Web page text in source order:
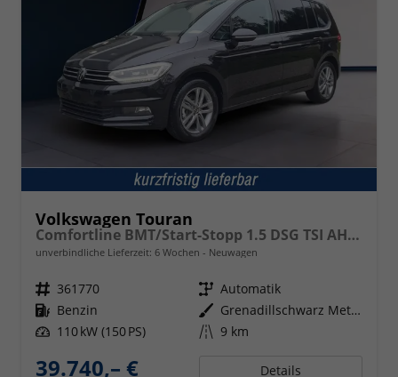
Volkswagen Touran
Comfortline BMT/Start-Stopp 1.5 DSG TSI AHK Navi DigiPro
unverbindliche Lieferzeit: 6 Wochen Neuwagen
Fahrzeugnr. 361770 Getriebe Automatik
Kraftstoff Benzin Außenfarbe
Grenadillschwarz Metallic
Leistung 110 kW (150 PS) Kilometerstand 9 km
39.740,– € Details